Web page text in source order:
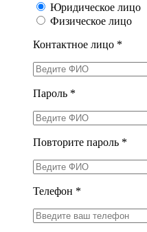
Юридическое лицо
Физическое лицо
Контактное лицо *
Пароль *
Повторите пароль *
Телефон *